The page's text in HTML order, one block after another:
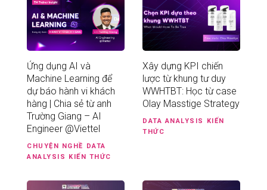
Ứng dụng AI và
Machine Learning để
dự báo hành vi khách
hàng | Chia sẻ từ anh
Trường Giang – AI
Engineer @Viettel
CHUYỆN NGHỀ
DATA
ANALYSIS
KIẾN THỨC
Xây dựng KPI chiến
lược từ khung tư duy
WWHTBT: Học từ case
Olay Masstige Strategy
DATA ANALYSIS
KIẾN
THỨC